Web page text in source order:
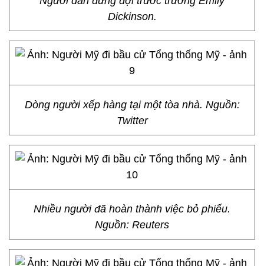
Dickinson.
Dòng người xếp hàng tại một tòa nhà. Nguồn:
Twitter
Nhiều người đã hoàn thành việc bỏ phiếu.
Nguồn: Reuters